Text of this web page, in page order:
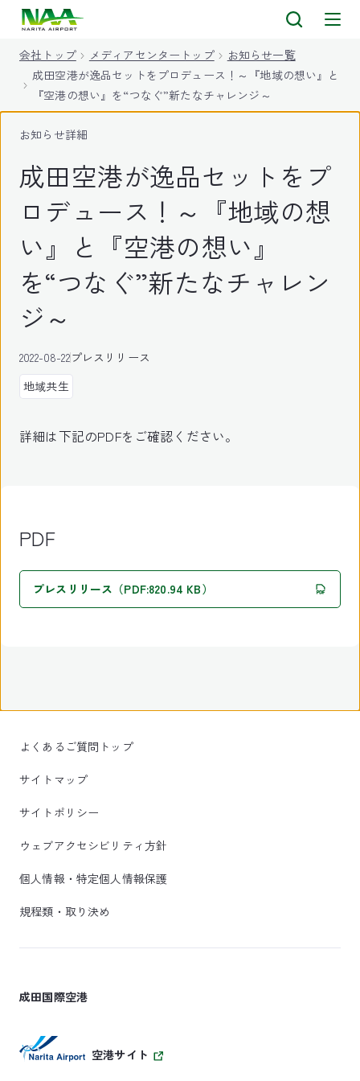
会社トップ メディアセンタートップ
お知らせ一覧
成田空港が逸品セットをプロデュース！～『地域の想い』と
『空港の想い』を“つなぐ”新たなチャレンジ～
お知らせ詳細
成田空港が逸品セットをプ
ロデュース！～『地域の想
い』と『空港の想い』
を“つなぐ”新たなチャレン
ジ～
2022-08-22プレスリリース
地域共生
詳細は下記のPDFをご確認ください。
PDF
プレスリリース（PDF:820.94 KB）
よくあるご質問トップ
サイトマップ
サイトポリシー
ウェブアクセシビリティ方針
個人情報・特定個人情報保護
規程類・取り決め
成田国際空港
空港サイト